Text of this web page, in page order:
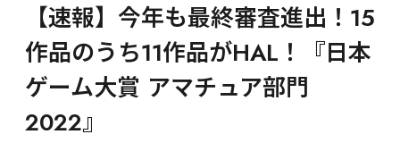
【速報】今年も最終審査進出！15
作品のうち11作品がHAL！『日本
ゲーム大賞 アマチュア部門
2022』